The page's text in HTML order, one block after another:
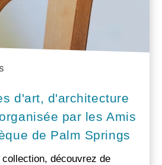
d'art, d'architecture
par les Amis
de Palm Springs
découvrez de